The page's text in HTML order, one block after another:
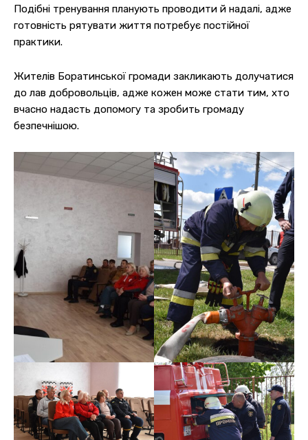
Подібні тренування планують проводити й надалі, адже
готовність рятувати життя потребує постійної
практики.
Жителів Боратинської громади закликають долучатися
до лав добровольців, адже кожен може стати тим, хто
вчасно надасть допомогу та зробить громаду
безпечнішою.